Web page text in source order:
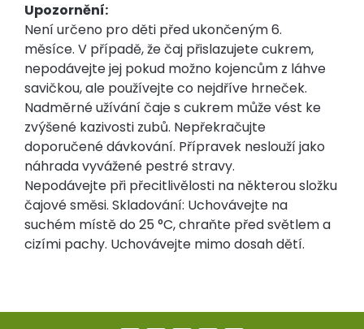
Upozornění:
Není určeno pro děti před ukončeným 6.
měsíce. V případě, že čaj přislazujete cukrem,
nepodávejte jej pokud možno kojencům z láhve
savičkou, ale používejte co nejdříve hrneček.
Nadměrné užívání čaje s cukrem může vést ke
zvýšené kazivosti zubů. Nepřekračujte
doporučené dávkování. Přípravek neslouží jako
náhrada vyvážené pestré stravy.
Nepodávejte při přecitlivělosti na některou složku
čajové směsi. Skladování: Uchovávejte na
suchém místě do 25 °C, chraňte před světlem a
cizími pachy. Uchovávejte mimo dosah dětí.